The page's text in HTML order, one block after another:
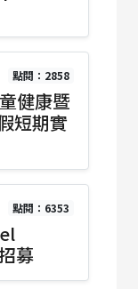
點閱：2858
健康暨
短期實
點閱：6353
募